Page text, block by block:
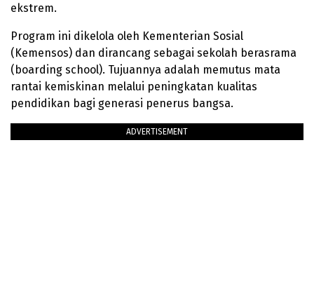
ekstrem.
Program ini dikelola oleh Kementerian Sosial
(Kemensos) dan dirancang sebagai sekolah berasrama
(boarding school). Tujuannya adalah memutus mata
rantai kemiskinan melalui peningkatan kualitas
pendidikan bagi generasi penerus bangsa.
ADVERTISEMENT